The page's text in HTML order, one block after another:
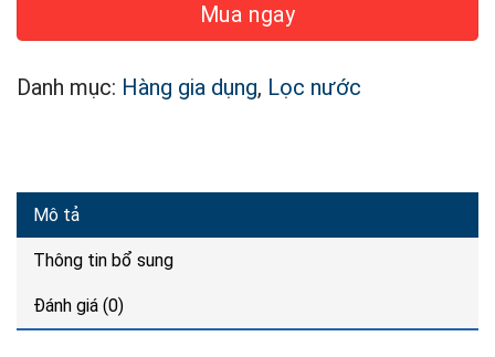
Mua ngay
Danh mục: Hàng gia dụng, Lọc nước
Mô tả
Thông tin bổ sung
Đánh giá (0)